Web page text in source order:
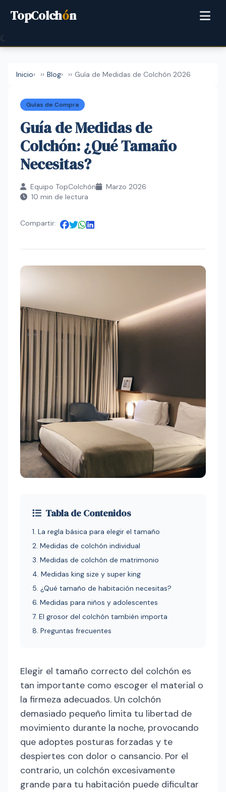
TopColchón
Inicio › Blog › Guía de Medidas de Colchón 2026
Guías de Compra
Guía de Medidas de
Colchón: ¿Qué Tamaño
Necesitas?
Equipo TopColchón
Marzo 2026
10 min de lectura
Compartir:
Tabla de Contenidos
1. La regla básica para elegir el tamaño
2. Medidas de colchón individual
3. Medidas de colchón de matrimonio
4. Medidas king size y super king
5. ¿Qué tamaño de habitación necesitas?
6. Medidas para niños y adolescentes
7. El grosor del colchón también importa
8. Preguntas frecuentes
Elegir el tamaño correcto del colchón es
tan importante como escoger el material o
la firmeza adecuados. Un colchón
demasiado pequeño limita tu libertad de
movimiento durante la noche, provocando
que adoptes posturas forzadas y te
despiertes con dolor o cansancio. Por el
contrario, un colchón excesivamente
grande para tu habitación puede dificultar